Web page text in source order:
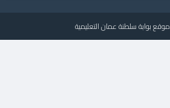
موقع بوابة سلطنة عمان التعليمية